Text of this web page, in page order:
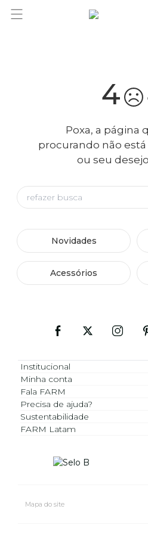
você merece 30% OFF pra
4
Poxa, a página
procurando não
ou seu
Novidades
Acessórios
Institucional
Minha conta
Fala FARM
Precisa de ajuda?
Sustentabilidade
FARM Latam
Mapa do site